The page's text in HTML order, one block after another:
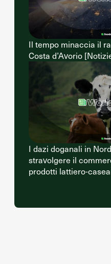
Il tempo minaccia il
Costa d’Avorio
I dazi doganali in
stravolgere il
prodotti lattiero-